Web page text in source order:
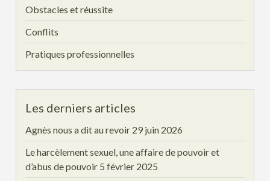
Obstacles et réussite
Conflits
Pratiques professionnelles
Les derniers articles
Agnès nous a dit au revoir 29 juin 2026
Le harcèlement sexuel, une affaire de pouvoir et
d’abus de pouvoir 5 février 2025